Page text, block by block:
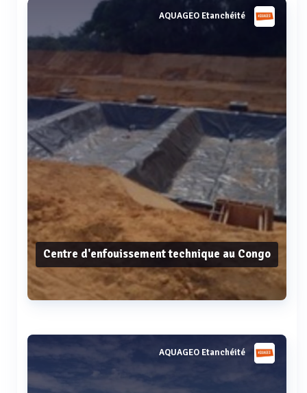
AQUAGEO Etanchéité
Centre d'enfouissement technique au Congo
Voir plusAQUAGEO Etanchéité